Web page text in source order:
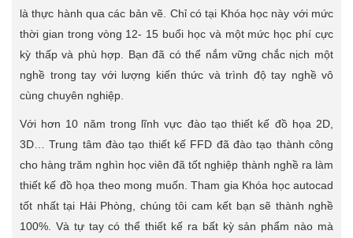
là thực hành qua các bản vẽ. Chỉ có tại Khóa học này với mức
thời gian trong vòng 12- 15 buổi học và một mức học phí cực
kỳ thấp và phù hợp. Bạn đã có thể nắm vững chắc nịch một
nghề trong tay với lượng kiến thức và trình độ tay nghề vô
cùng chuyên nghiệp.
Với hơn 10 năm trong lĩnh vực đào tạo thiết kế đồ họa 2D,
3D… Trung tâm đào tạo thiết kế FFD đã đào tạo thành công
cho hàng trăm nghìn học viên đã tốt nghiệp thành nghề ra làm
thiết kế đồ họa theo mong muốn. Tham gia Khóa học autocad
tốt nhất tại Hải Phòng, chúng tôi cam kết bạn sẽ thành nghề
100%. Và tự tay có thể thiết kế ra bất kỳ sản phẩm nào mà